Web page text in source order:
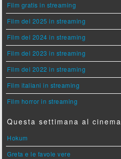
Film gratis in streaming
Film del 2025 in streaming
Film del 2024 in streaming
Film del 2023 in streaming
Film del 2022 in streaming
Film italiani in streaming
Film horror in streaming
Questa settimana al cinema
Hokum
Greta e le favole vere